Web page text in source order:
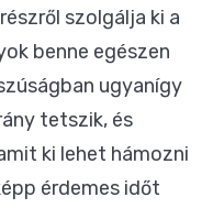
szolgálja ki a
benne egészen
ugyanígy
tetszik, és
ki lehet hámozni
érdemes időt